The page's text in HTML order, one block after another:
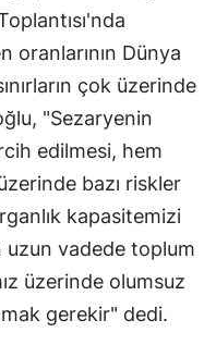
oranlarının Dünya
çok üzerinde
"Sezaryenin
edilmesi, hem
bazı riskler
kapasitemizi
uzun vadede toplum
üzerinde olumsuz
gerekir" dedi.